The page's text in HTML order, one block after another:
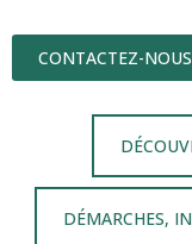
CONTACTEZ-NOUS
DÉMARCHES,